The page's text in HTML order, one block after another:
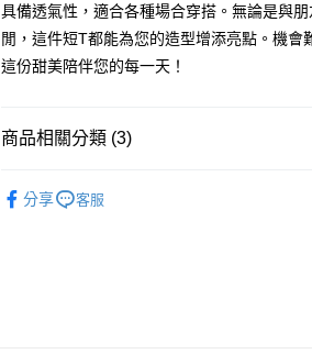
【注意事項】
１．透過由恩沛科技股份有限公司提供之「AFTEE
交易，需依本服務之必要範圍內提供個人資料，並
求債權轉讓予恩沛科技股份有限公司。
３．未成年的使用者請事先徵得法定代理人或監護人
「AFTEE先享後付」，若未經同意申辦者引起之損
４．使用「AFTEE先享後付」時，將依據個別帳號
即時審查核予不同之上限額度；若仍有額度不足之
宅配
具備透氣性，適合各種場合穿搭。無論是與
閒，這件短T都能為您的造型增添亮點。機會
這份甜美陪伴您的每一天！
商品相關分類 (3)
分享 客服